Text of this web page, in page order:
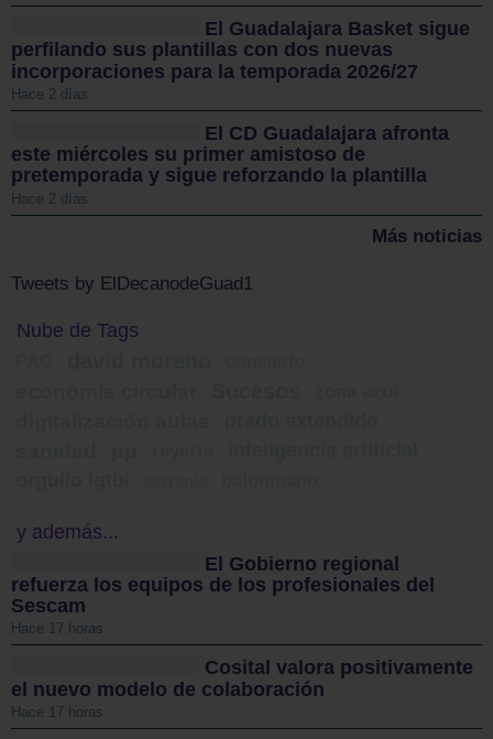
El Guadalajara Basket sigue
perfilando sus plantillas con dos nuevas
incorporaciones para la temporada 2026/27
Hace 2 días
El CD Guadalajara afronta
este miércoles su primer amistoso de
pretemporada y sigue reforzando la plantilla
Hace 2 días
Más noticias
Tweets by ElDecanodeGuad1
Nube de Tags
y además...
El Gobierno regional
refuerza los equipos de los profesionales del
Sescam
Hace 17 horas
Cosital valora positivamente
el nuevo modelo de colaboración
Hace 17 horas